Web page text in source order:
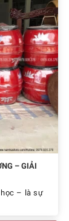
– GIẢI
học – là sự